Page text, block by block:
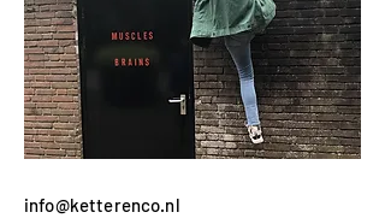
info@ketterenco.nl